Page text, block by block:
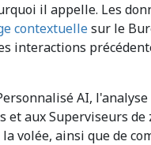
il appelle. Les
contextuellesur le
interactions
AI,
et aux Superviseurs
volée, ainsi que de